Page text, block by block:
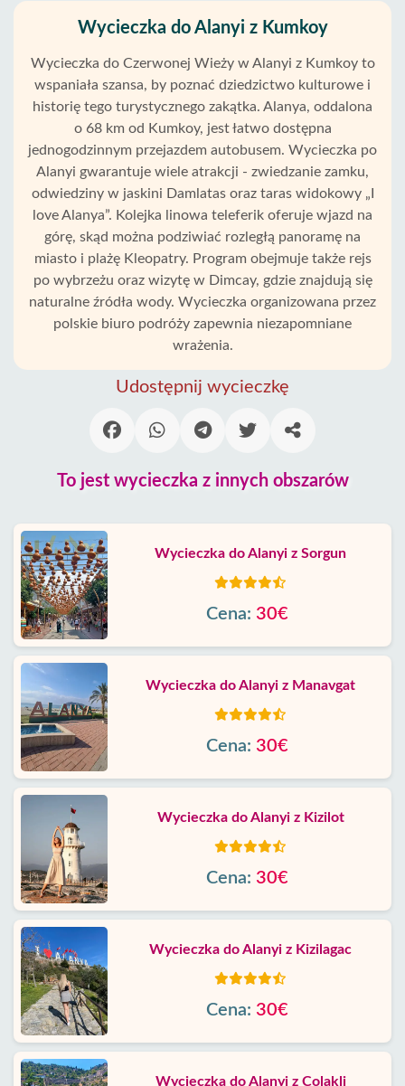
Wycieczka do Alanyi z Kumkoy
Wycieczka do Czerwonej Wieży w Alanyi z Kumkoy to
wspaniała szansa, by poznać dziedzictwo kulturowe i
historię tego turystycznego zakątka. Alanya, oddalona
o 68 km od Kumkoy, jest łatwo dostępna
jednogodzinnym przejazdem autobusem. Wycieczka po
Alanyi gwarantuje wiele atrakcji - zwiedzanie zamku,
odwiedziny w jaskini Damlatas oraz taras widokowy „I
love Alanya”. Kolejka linowa teleferik oferuje wjazd na
górę, skąd można podziwiać rozległą panoramę na
miasto i plażę Kleopatry. Program obejmuje także rejs
po wybrzeżu oraz wizytę w Dimcay, gdzie znajdują się
naturalne źródła wody. Wycieczka organizowana przez
polskie biuro podróży zapewnia niezapomniane
wrażenia.
Udostępnij wycieczkę
To jest wycieczka z innych obszarów
Wycieczka do Alanyi z Sorgun
Cena: 30€
Wycieczka do Alanyi z Manavgat
Cena: 30€
Wycieczka do Alanyi z Kizilot
Cena: 30€
Wycieczka do Alanyi z Kizilagac
Cena: 30€
Wycieczka do Alanyi z Colakli